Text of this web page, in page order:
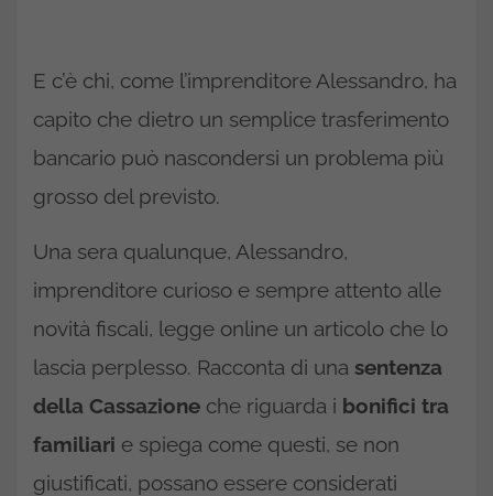
E c’è chi, come l’imprenditore Alessandro, ha
capito che dietro un semplice trasferimento
bancario può nascondersi un problema più
grosso del previsto.
Una sera qualunque, Alessandro,
imprenditore curioso e sempre attento alle
novità fiscali, legge online un articolo che lo
lascia perplesso. Racconta di una sentenza
della Cassazione che riguarda i bonifici tra
familiari e spiega come questi, se non
giustificati, possano essere considerati